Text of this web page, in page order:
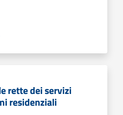
rette dei servizi
residenziali